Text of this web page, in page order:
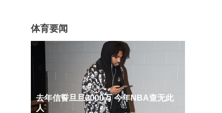
体育要闻
去年信誓旦旦3000万 今年NBA查无此
人